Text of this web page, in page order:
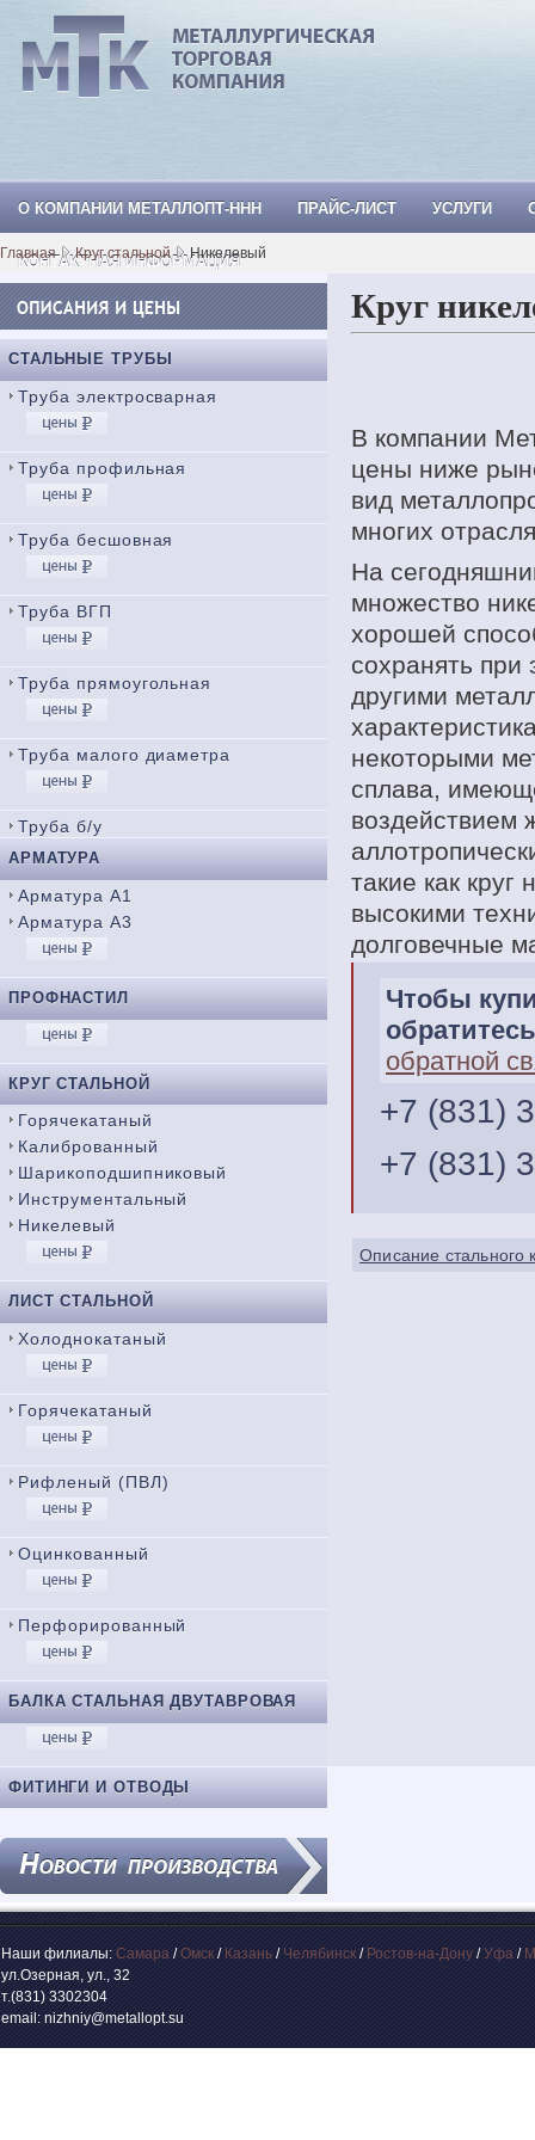
МеталлОпт-ннн: ТРУБА СТАЛЬНАЯ,
О КОМПАНИИ МЕТАЛЛОПТ-ННН ПРАЙС-ЛИСТ УСЛУГИ
КОНТАКТНАЯ ИНФОРМАЦИЯ
Главная Круг стальной Никелевый
СТАЛЬНЫЕ ТРУБЫ
Труба электросварная
Труба профильная
Труба бесшовная
Труба ВГП
Труба прямоугольная
Труба малого диаметра
Труба б/у
АРМАТУРА
Арматура А1
Арматура А3
ПРОФНАСТИЛ
КРУГ СТАЛЬНОЙ
Горячекатаный
Калиброванный
Шарикоподшипниковый
Инструментальный
Никелевый
ЛИСТ СТАЛЬНОЙ
Холоднокатаный
Горячекатаный
Рифленый (ПВЛ)
Оцинкованный
Перфорированный
БАЛКА СТАЛЬНАЯ ДВУТАВРОВАЯ
ФИТИНГИ И ОТВОДЫ
Круг
В компании
цены ниже
вид
многих
На
множество
хорошей
сохранять при
другими
некоторыми
сплава,
воздействием
такие как круг
высокими
долговечные
Чтобы
обратной
+7 (831)
+7 (831)
Описание стального
Наши филиалы:Самара/Омск/ Казань/ Челябинск/ Ростов-на-Дону/Уфа/
ул.Озерная, ул., 32
т.(831) 3302304
email: nizhniy@metallopt.su